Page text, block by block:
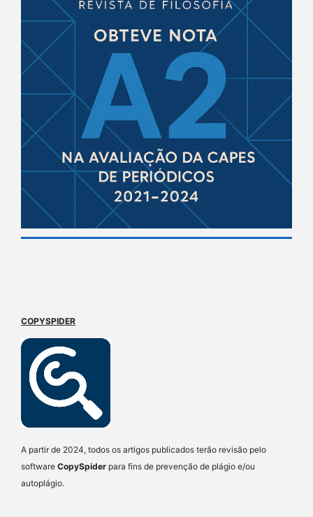
COPYSPIDER
A partir de 2024, todos os artigos publicados terão revisão pelo
software CopySpider para fins de prevenção de plágio e/ou
autoplágio.